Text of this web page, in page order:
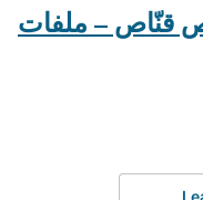
قنّاص – ملفات